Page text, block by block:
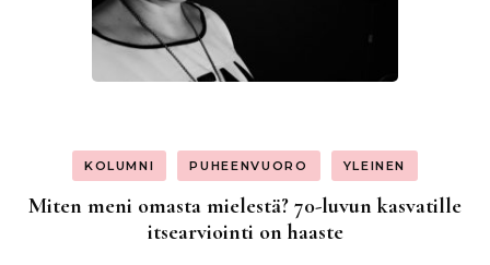
KOLUMNI PUHEENVUORO YLEINEN
Miten meni omasta mielestä? 70-luvun kasvatille
itsearviointi on haaste